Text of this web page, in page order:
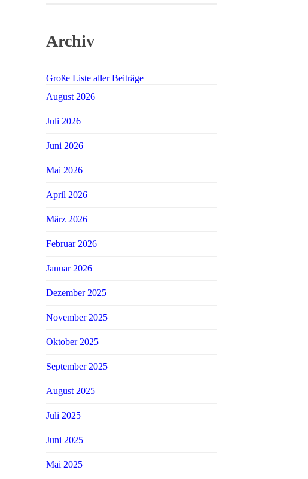
Archiv
Große Liste aller Beiträge
August 2026
Juli 2026
Juni 2026
Mai 2026
April 2026
März 2026
Februar 2026
Januar 2026
Dezember 2025
November 2025
Oktober 2025
September 2025
August 2025
Juli 2025
Juni 2025
Mai 2025